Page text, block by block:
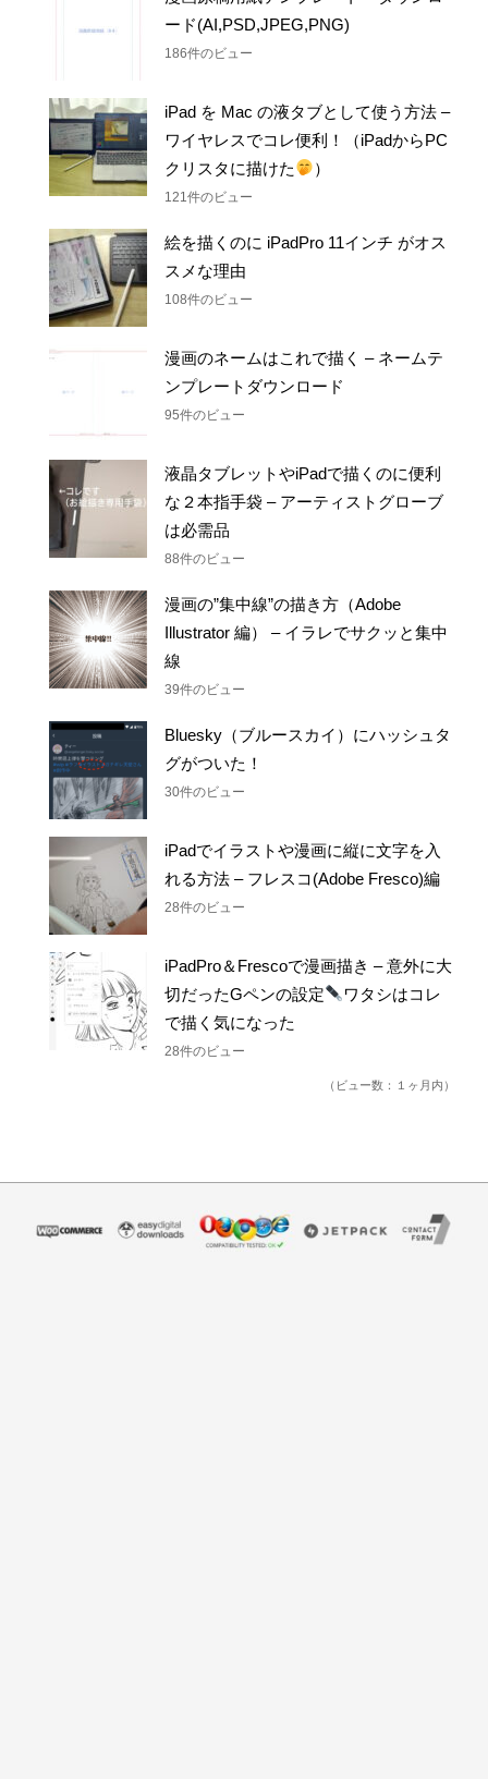
ード(AI,PSD,JPEG,PNG)
186件のビュー
iPad を Mac の液タブとして使う方法 –
ワイヤレスでコレ便利！（iPadからPC
クリスタに描けた
）
121件のビュー
絵を描くのに iPadPro 11インチ がオス
スメな理由
108件のビュー
漫画のネームはこれで描く – ネームテ
ンプレートダウンロード
95件のビュー
液晶タブレットやiPadで描くのに便利
な２本指手袋 – アーティストグローブ
は必需品
88件のビュー
漫画の”集中線”の描き方（Adobe
Illustrator 編） – イラレでサクッと集中
線
39件のビュー
Bluesky（ブルースカイ）にハッシュタ
グがついた！
30件のビュー
iPadでイラストや漫画に縦に文字を入
れる方法 – フレスコ(Adobe Fresco)編
28件のビュー
iPadPro＆Frescoで漫画描き – 意外に大
切だったGペンの設定
ワタシはコレ
で描く気になった
28件のビュー
（ビュー数：１ヶ月内）